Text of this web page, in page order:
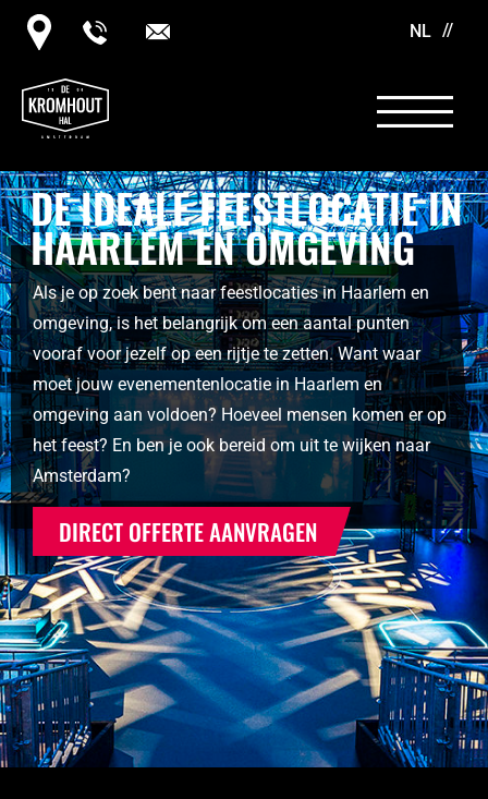
NL
DE IDEALE FEESTLOCATIE IN
HAARLEM EN OMGEVING
Als je op zoek bent naar feestlocaties in Haarlem en
omgeving, is het belangrijk om een aantal punten
vooraf voor jezelf op een rijtje te zetten. Want waar
moet jouw evenementenlocatie in Haarlem en
omgeving aan voldoen? Hoeveel mensen komen er op
het feest? En ben je ook bereid om uit te wijken naar
Amsterdam?
DIRECT OFFERTE AANVRAGEN